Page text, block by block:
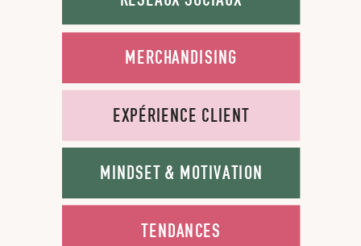
MERCHANDISING
MINDSET & MOTIVATION
TENDANCES
EXPÉRIENCE CLIENT